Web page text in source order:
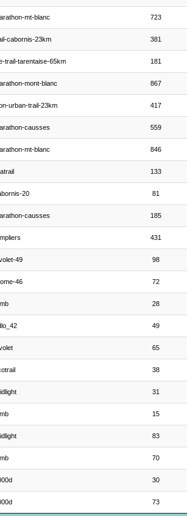
mt-blanc 723
cabornis-23km 381
trail-tarentaise-65km 181
mont-blanc 867
urban-trail-23km 417
causses 559
mt-blanc 846
133
20 81
causses 185
431
49 98
46 72
28
49
65
38
31
15
83
70
30
73